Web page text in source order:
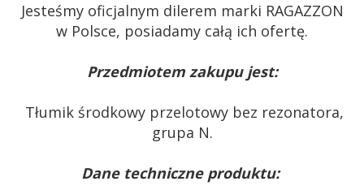
Jesteśmy oficjalnym dilerem marki RAGAZZON
w Polsce, posiadamy całą ich ofertę.
Przedmiotem zakupu jest:
Tłumik środkowy przelotowy bez rezonatora,
grupa N.
Dane techniczne produktu: